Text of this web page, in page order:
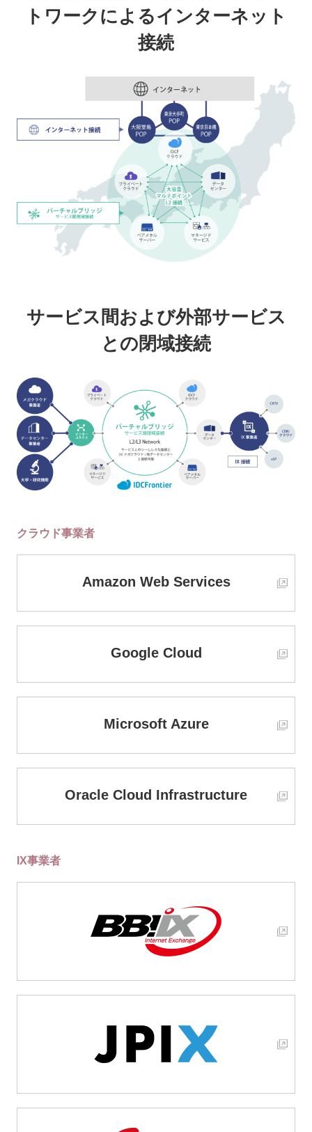
トワークによるインターネット
接続
サービス間および外部サービス
との閉域接続
クラウド事業者
Amazon Web Services
Google Cloud
Microsoft Azure
Oracle Cloud Infrastructure
IX事業者